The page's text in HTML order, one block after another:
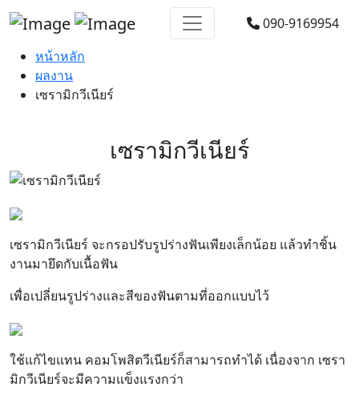
090-9169954
หน้าหลัก
ผลงาน
เซรามิกวีเนียร์
เซรามิกวีเนียร์
เซรามิกวีเนียร์ จะกรอปรับรูปร่างฟันเพียงเล็กน้อย แล้วทำชิ้น
งานมายึดกับเนื้อฟัน
เพื่อเปลี่ยนรูปร่างและสีของฟันตามที่ออกแบบไว้
ใช้แก้ไขแทน คอมโพสิตวีเนียร์ก็สามารถทำได้ เนื่องจาก เซรา
มิกวีเนียร์จะมีความแข็งแรงกว่า